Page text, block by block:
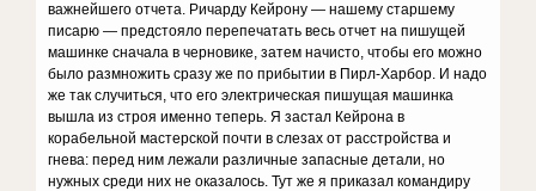
важнейшего от­чета. Ричарду Кейрону — нашему старшему
писарю — предстояло перепечатать весь отчет на пишущей
машинке сначала в черновике, затем начисто, чтобы его можно
было размножить сразу же по прибытии в Пирл-Харбор. И надо
же так случиться, что его элек­трическая пишущая машинка
вышла из строя именно теперь. Я застал Кейрона в
корабельной мастерской почти в слезах от расстройства и
гнева: перед ним лежали различные запасные детали, но
нужных среди них не оказалось. Тут же я приказал командиру